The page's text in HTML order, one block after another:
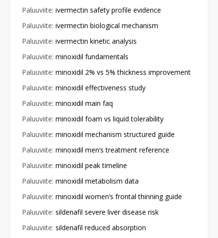
Paluuviite: ivermectin safety profile evidence
Paluuviite: ivermectin biological mechanism
Paluuviite: ivermectin kinetic analysis
Paluuviite: minoxidil fundamentals
Paluuviite: minoxidil 2% vs 5% thickness improvement
Paluuviite: minoxidil effectiveness study
Paluuviite: minoxidil main faq
Paluuviite: minoxidil foam vs liquid tolerability
Paluuviite: minoxidil mechanism structured guide
Paluuviite: minoxidil men’s treatment reference
Paluuviite: minoxidil peak timeline
Paluuviite: minoxidil metabolism data
Paluuviite: minoxidil women’s frontal thinning guide
Paluuviite: sildenafil severe liver disease risk
Paluuviite: sildenafil reduced absorption